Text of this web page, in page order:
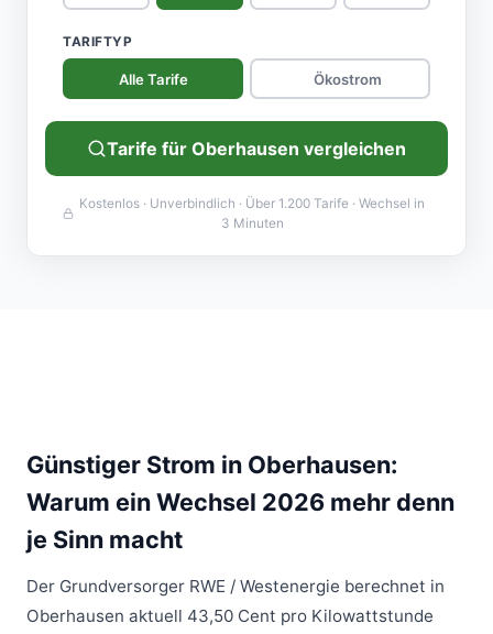
TARIFTYP
Alle Tarife Ökostrom
Tarife für Oberhausen vergleichen
Kostenlos · Unverbindlich · Über 1.200 Tarife · Wechsel in
3 Minuten
Günstiger Strom in Oberhausen:
Warum ein Wechsel 2026 mehr denn
je Sinn macht
Der Grundversorger RWE / Westenergie berechnet in
Oberhausen aktuell 43,50 Cent pro Kilowattstunde